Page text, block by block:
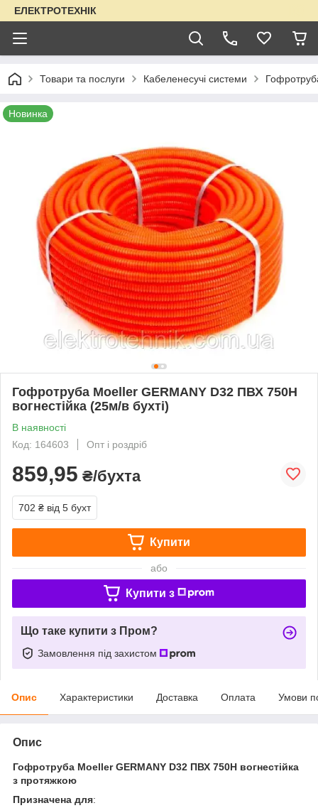
ЕЛЕКТРОТЕХНІК
Товари та послуги Кабеленесучі системи
Новинка
Гофротруба Moeller GERMANY D32 ПВХ 750Н
вогнестійка (25м/в бухті)
В наявності
Код: 164603
Опт і роздріб
859,95 ₴/бухта
702 ₴ від 5 бухт
Купити
або
Купити з
Що таке купити з Пром?
Замовлення під захистом
Опис Характеристики Доставка Оплата Умови
Опис
Гофротруба Moeller GERMANY D32 ПВХ 750Н вогнестійка
з протяжкою
Призначена для: